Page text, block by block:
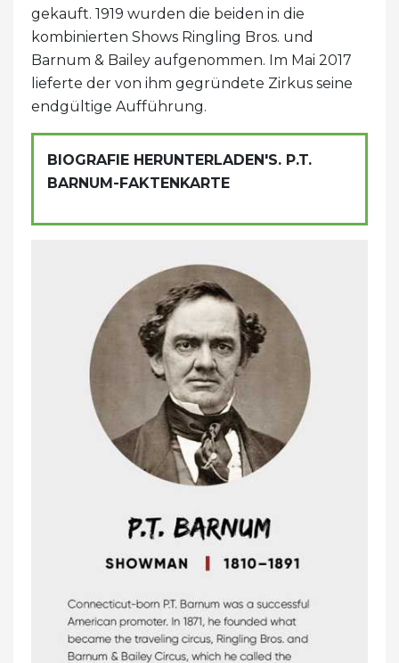
gekauft. 1919 wurden die beiden in die
kombinierten Shows Ringling Bros. und
Barnum & Bailey aufgenommen. Im Mai 2017
lieferte der von ihm gegründete Zirkus seine
endgültige Aufführung.
BIOGRAFIE HERUNTERLADEN'S. P.T.
BARNUM-FAKTENKARTE